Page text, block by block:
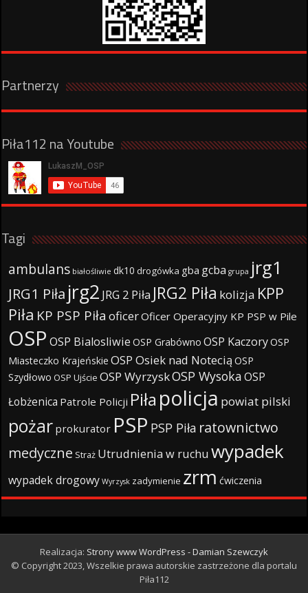
Partnerzy
Piła112 na Youtube
Tagi
ambulans białośliwie dk10 drogówka gba gcba grupa jrg1
JRG1 Piła jrg2 JRG 2 Piła JRG2 Piła kolizja KPP
Piła KP PSP Piła oficerOficer Operacyjny KP PSP w Pile
OSP OSP Bialosliwie OSP Grabówno OSP KaczoryOSP
Miasteczko Krajeńskie OSP Osiek nad Notecią OSP
Szydłowo OSP Ujście OSP WyrzyskOSP WysokaOSP
Łobżenica Patrole Policji Piła policja powiat pilski
pożar prokurator PSP PSP Piła ratownictwo
medyczne Straż Utrudnienia w ruchu wypadek
wypadek drogowy Wyrzysk zadymienie zrm ćwiczenia
Realizacja: Strony www WordPress - Damian Szewczyk
© Copyright 2023, Wszelkie prawa autorskie zastrzeżone dla portalu
Piła112